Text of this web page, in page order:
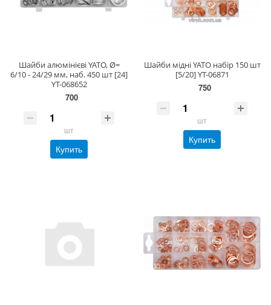
Шайби алюмінієві YATO, Ø=
6/10 - 24/29 мм, наб. 450 шт [24]
YT-068652
700
шт
Купить
Шайби мідні YATO набір 150 шт
[5/20] YT-06871
750
шт
Купить